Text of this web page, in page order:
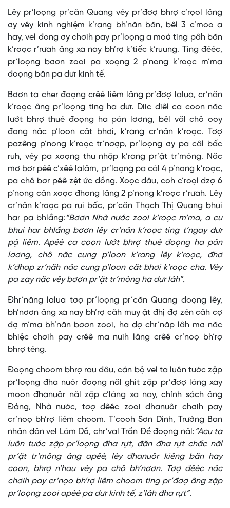
Lêy pr’loọng pr’căn Quang vêy pr’đơợ bhrợ c’rọol lâng
ơy vêy kinh nghiệm k’rang bh’năn băn, bêl 3 c’moo a
hay, vel đong ơy chơih pay pr’loọng a moó ting pâh băn
k’roọc r’rưah âng xa nay bh’rợ k’tiếc k’ruung. Ting đêêc,
pr’loọng bơơn zooi pa xoọng 2 p’nong k’roọc m’ma
đoọng băn pa dưr kinh tế.
Bơơn ta cher đoọng crêê liêm lâng pr’đơợ lalua, cr’năn
k’roọc âng pr’loọng ting ha dưr. Diic điêl ca coon năc
lướt bhrợ thuê đoọng ha pân lơơng, bêl văl chô ooy
đong năc p’loon căt bhơi, k’rang cr’năn k’roọc. Tơợ
pazêng p’nong k’roọc tr’nơợp, pr’loọng ơy pa câl bấc
ruh, vêy pa xoọng thu nhập k’rang pr’ặt tr’mông. Năc
mơ bơr pêê c’xêê lalăm, pr’loọng pa câl 4 p’nong k’roọc,
pa chô bơr pêê zệt ức đồng. Xoọc đâu, coh c’roọl dzợ 6
p’nong căn xoọc đhong lâng 2 p’nong k’roọc r’rưah. Lêy
cr’năn k’roọc pa rui bấc, pr’căn Thạch Thị Quang bhui
har pa bhlầng: “Bơơn Nhà nước zooi k’roọc m’ma, a cu
bhui har bhlầng bơơn lêy cr’năn k’roọc ting t’ngay dưr
pậ liêm. Apêê ca coon lướt bhrợ thuê đoọng ha pân
lơơng, chô năc cung p’loon k’rang lêy k’roọc, đhơ
k’đhap zr’năh năc cung p’loon căt bhơi k’roọc cha. Vêy
pa zay năc vêy bơơn pr’ặt tr’mông ha dưr lâh”.
Đhr’năng lalua tơợ pr’loọng pr’căn Quang đoọng lêy,
bh’nơơn âng xa nay bh’rợ căh muy ặt đhị đợ zên căh cợ
đợ m’ma bh’năn bơơn zooi, ha dợ chr’năp lâh mơ năc
bhiệc chơih pay crêê ma nưih lâng crêê cr’noọ bh’rợ
bhrợ têng.
Đoọng choom bhrợ rau đâu, cán bộ vel ta luôn tước zập
pr’loọng đha nuôr đoọng năl ghit zập pr’đơợ lâng xay
moon đhanuôr năl zập c’lâng xa nay, chính sách âng
Đảng, Nhà nước, tơợ đêêc zooi đhanuôr chơih pay
cr’noọ bh’rợ liêm choom. T’cooh Sơn Dinh, Trưởng Ban
nhân dân vel Lâm Dồ, chr’val Trần Đề đoọng năl: “Acu ta
luôn tước zập pr’loọng đha rựt, đăn đha rựt chấc năl
pr’ặt tr’mông âng apêê, lêy đhanuôr kiêng băn hay
coon, bhrợ n’hau vêy pa chô bh’nơơn. Tơợ đêêc năc
chơih pay cr’nọo bh’rợ liêm choom ting pr’đơợ âng zập
pr’loọng zooi apêê pa dưr kinh tế, z’lâh đha rựt”.